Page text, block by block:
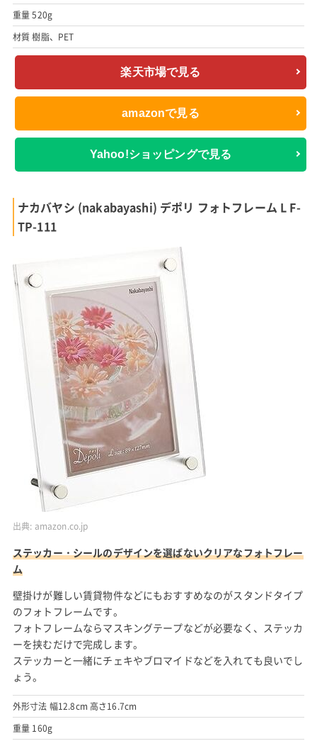
重量 520g
材質 樹脂、PET
楽天市場で見る
amazonで見る
Yahoo!ショッピングで見る
ナカバヤシ (nakabayashi) デポリ フォトフレーム L F-
TP-111
出典: amazon.co.jp
ステッカー・シールのデザインを選ばないクリアなフォトフレー
ム
壁掛けが難しい賃貸物件などにもおすすめなのがスタンドタイプ
のフォトフレームです。
フォトフレームならマスキングテープなどが必要なく、ステッカ
ーを挟むだけで完成します。
ステッカーと一緒にチェキやブロマイドなどを入れても良いでし
ょう。
外形寸法 幅12.8cm 高さ16.7cm
重量 160g